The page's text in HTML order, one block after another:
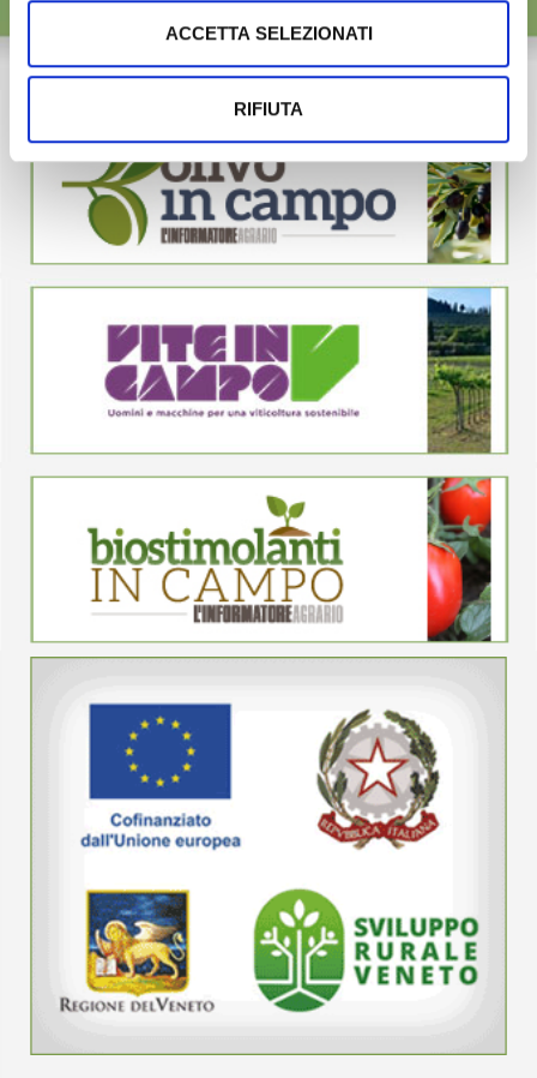
ACCETTA SELEZIONATI
RIFIUTA